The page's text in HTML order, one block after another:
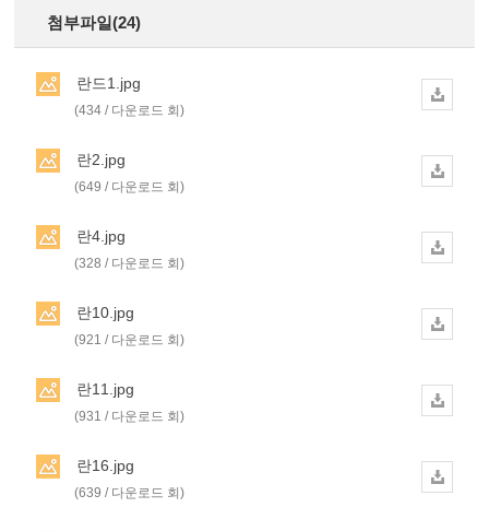
첨부파일(24)
란드1.jpg
(434 / 다운로드 회)
란2.jpg
(649 / 다운로드 회)
란4.jpg
(328 / 다운로드 회)
란10.jpg
(921 / 다운로드 회)
란11.jpg
(931 / 다운로드 회)
란16.jpg
(639 / 다운로드 회)